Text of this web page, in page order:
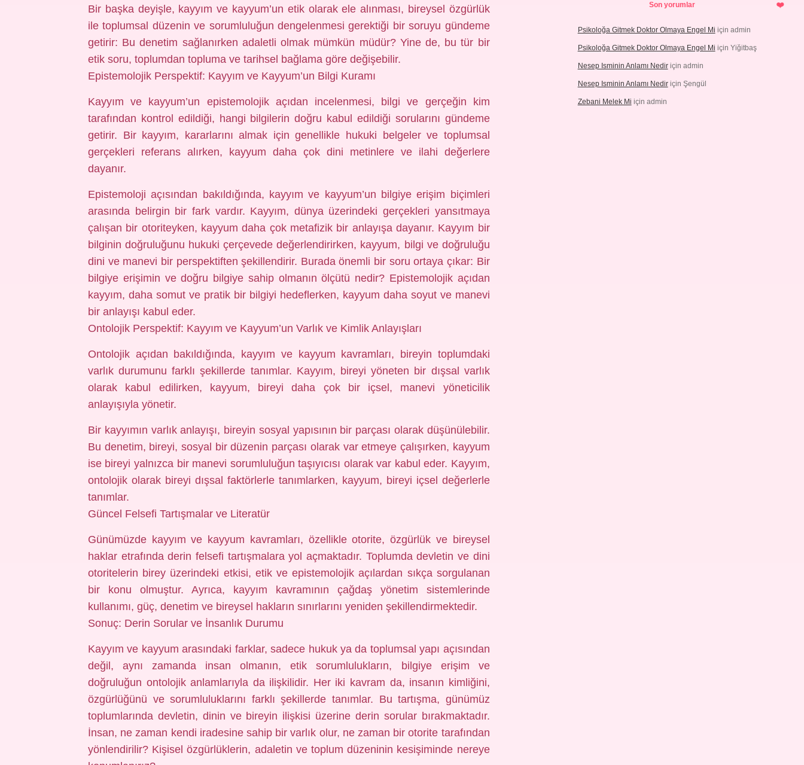
Bir başka deyişle, kayyım ve kayyum’un etik olarak ele alınması, bireysel özgürlük
ile toplumsal düzenin ve sorumluluğun dengelenmesi gerektiği bir soruyu gündeme
getirir: Bu denetim sağlanırken adaletli olmak mümkün müdür? Yine de, bu tür bir
etik soru, toplumdan topluma ve tarihsel bağlama göre değişebilir.
Epistemolojik Perspektif: Kayyım ve Kayyum’un Bilgi Kuramı
Kayyım ve kayyum’un epistemolojik açıdan incelenmesi, bilgi ve gerçeğin kim
tarafından kontrol edildiği, hangi bilgilerin doğru kabul edildiği sorularını gündeme
getirir. Bir kayyım, kararlarını almak için genellikle hukuki belgeler ve toplumsal
gerçekleri referans alırken, kayyum daha çok dini metinlere ve ilahi değerlere
dayanır.
Epistemoloji açısından bakıldığında, kayyım ve kayyum’un bilgiye erişim biçimleri
arasında belirgin bir fark vardır. Kayyım, dünya üzerindeki gerçekleri yansıtmaya
çalışan bir otoriteyken, kayyum daha çok metafizik bir anlayışa dayanır. Kayyım bir
bilginin doğruluğunu hukuki çerçevede değerlendirirken, kayyum, bilgi ve doğruluğu
dini ve manevi bir perspektiften şekillendirir. Burada önemli bir soru ortaya çıkar: Bir
bilgiye erişimin ve doğru bilgiye sahip olmanın ölçütü nedir? Epistemolojik açıdan
kayyım, daha somut ve pratik bir bilgiyi hedeflerken, kayyum daha soyut ve manevi
bir anlayışı kabul eder.
Ontolojik Perspektif: Kayyım ve Kayyum’un Varlık ve Kimlik Anlayışları
Ontolojik açıdan bakıldığında, kayyım ve kayyum kavramları, bireyin toplumdaki
varlık durumunu farklı şekillerde tanımlar. Kayyım, bireyi yöneten bir dışsal varlık
olarak kabul edilirken, kayyum, bireyi daha çok bir içsel, manevi yöneticilik
anlayışıyla yönetir.
Bir kayyımın varlık anlayışı, bireyin sosyal yapısının bir parçası olarak düşünülebilir.
Bu denetim, bireyi, sosyal bir düzenin parçası olarak var etmeye çalışırken, kayyum
ise bireyi yalnızca bir manevi sorumluluğun taşıyıcısı olarak var kabul eder. Kayyım,
ontolojik olarak bireyi dışsal faktörlerle tanımlarken, kayyum, bireyi içsel değerlerle
tanımlar.
Güncel Felsefi Tartışmalar ve Literatür
Günümüzde kayyım ve kayyum kavramları, özellikle otorite, özgürlük ve bireysel
haklar etrafında derin felsefi tartışmalara yol açmaktadır. Toplumda devletin ve dini
otoritelerin birey üzerindeki etkisi, etik ve epistemolojik açılardan sıkça sorgulanan
bir konu olmuştur. Ayrıca, kayyım kavramının çağdaş yönetim sistemlerinde
kullanımı, güç, denetim ve bireysel hakların sınırlarını yeniden şekillendirmektedir.
Sonuç: Derin Sorular ve İnsanlık Durumu
Kayyım ve kayyum arasındaki farklar, sadece hukuk ya da toplumsal yapı açısından
değil, aynı zamanda insan olmanın, etik sorumlulukların, bilgiye erişim ve
doğruluğun ontolojik anlamlarıyla da ilişkilidir. Her iki kavram da, insanın kimliğini,
özgürlüğünü ve sorumluluklarını farklı şekillerde tanımlar. Bu tartışma, günümüz
toplumlarında devletin, dinin ve bireyin ilişkisi üzerine derin sorular bırakmaktadır.
İnsan, ne zaman kendi iradesine sahip bir varlık olur, ne zaman bir otorite tarafından
yönlendirilir? Kişisel özgürlüklerin, adaletin ve toplum düzeninin kesişiminde nereye
Son yorumlar
Psikoloğa Gitmek Doktor Olmaya Engel Mi için admin
Psikoloğa Gitmek Doktor Olmaya Engel Mi için Yiğitbaş
Nesep Isminin Anlamı Nediriçin admin
Nesep Isminin Anlamı Nediriçin Şengül
Zebani Melek Mi için admin